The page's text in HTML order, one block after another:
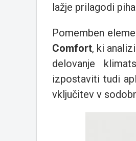
lažje prilagodi
Pomemben
Comfort, ki
delovanje
izpostaviti tudi
vključitev v